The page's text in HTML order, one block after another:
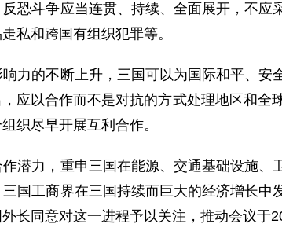
恐斗争应当连贯、持续、全面展开，不
私和跨国有组织犯罪等。
的不断上升，三国可以为国际和平、安
应以合作而不是对抗的方式处理地区和全
织尽早开展互利合作。
力，重申三国在能源、交通基础设施、
国工商界在三国持续而巨大的经济增长
长同意对这一进程予以关注，推动会议于